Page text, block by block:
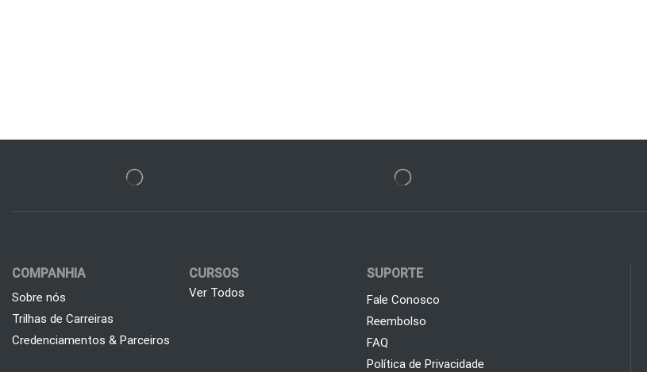
COMPANHIA
Sobre nós
Trilhas de Carreiras
Credenciamentos & Parceiros
CURSOS
Ver Todos
SUPORTE
Fale Conosco
Reembolso
FAQ
Política de Privacidade